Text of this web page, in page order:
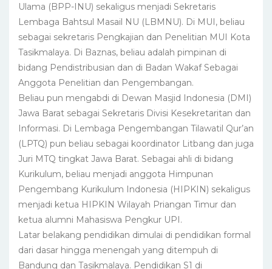
Ulama (BPP-INU) sekaligus menjadi Sekretaris
Lembaga Bahtsul Masail NU (LBMNU). Di MUI, beliau
sebagai sekretaris Pengkajian dan Penelitian MUI Kota
Tasikmalaya. Di Baznas, beliau adalah pimpinan di
bidang Pendistribusian dan di Badan Wakaf Sebagai
Anggota Penelitian dan Pengembangan.
Beliau pun mengabdi di Dewan Masjid Indonesia (DMI)
Jawa Barat sebagai Sekretaris Divisi Kesekretaritan dan
Informasi. Di Lembaga Pengembangan Tilawatil Qur’an
(LPTQ) pun beliau sebagai koordinator Litbang dan juga
Juri MTQ tingkat Jawa Barat. Sebagai ahli di bidang
Kurikulum, beliau menjadi anggota Himpunan
Pengembang Kurikulum Indonesia (HIPKIN) sekaligus
menjadi ketua HIPKIN Wilayah Priangan Timur dan
ketua alumni Mahasiswa Pengkur UPI.
Latar belakang pendidikan dimulai di pendidikan formal
dari dasar hingga menengah yang ditempuh di
Bandung dan Tasikmalaya. Pendidikan S1 di